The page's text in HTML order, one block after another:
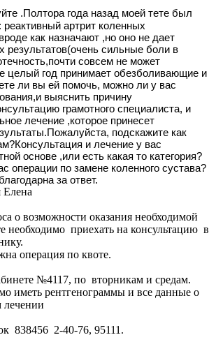
.Полтора года назад моей тете был
реактивный артрит коленных
как назначают ,но оно не дает
результатов(очень сильные боли в
совсем не может
целый год принимает обезболивающие и
ли вы ей помочь, можно ли у вас
выяснить причину
грамотного специалиста, и
лечение ,которое принесет
подскажите как
и лечение у вас
основе ,или есть какая то категория?
операции по замене коленного сустава?
за ответ.
Елена
о возможности оказания необходимой
необходимо приехать на консультацию в
операция по квоте.
№4117, по вторникам и средам.
иметь рентгенограммы и все данные о
лечении
838456 2-40-76, 95111.